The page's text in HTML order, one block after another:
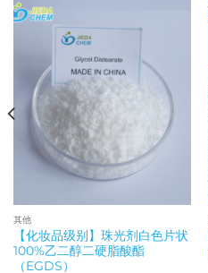
其他
【化妆品级别】珠光剂白色片状
100%乙二醇二硬脂酸酯
（EGDS）